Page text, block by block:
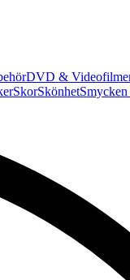
DVD &
SkorSkönhet